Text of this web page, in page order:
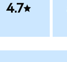
4.7